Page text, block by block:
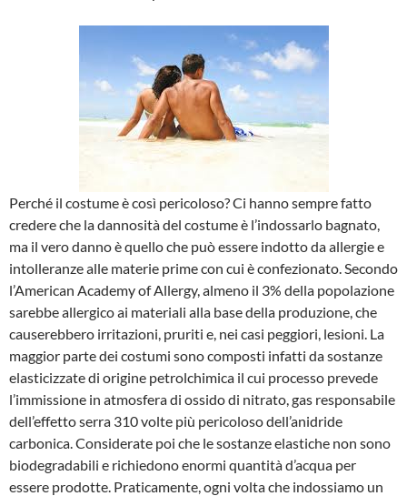
Perché il costume è così pericoloso? Ci hanno sempre fatto
credere che la dannosità del costume è l’indossarlo bagnato,
ma il vero danno è quello che può essere indotto da allergie e
intolleranze alle materie prime con cui è confezionato. Secondo
l’American Academy of Allergy, almeno il 3% della popolazione
sarebbe allergico ai materiali alla base della produzione, che
causerebbero irritazioni, pruriti e, nei casi peggiori, lesioni. La
maggior parte dei costumi sono composti infatti da sostanze
elasticizzate di origine petrolchimica il cui processo prevede
l’immissione in atmosfera di ossido di nitrato, gas responsabile
dell’effetto serra 310 volte più pericoloso dell’anidride
carbonica. Considerate poi che le sostanze elastiche non sono
biodegradabili e richiedono enormi quantità d’acqua per
essere prodotte. Praticamente, ogni volta che indossiamo un